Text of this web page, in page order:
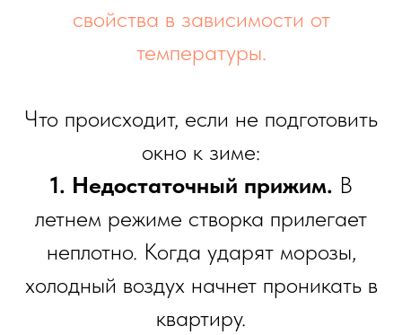
свойства в зависимости от
температуры.
Что происходит, если не подготовить
окно к зиме:
1. Недостаточный прижим. В
летнем режиме створка прилегает
неплотно. Когда ударят морозы,
холодный воздух начнет проникать в
квартиру.